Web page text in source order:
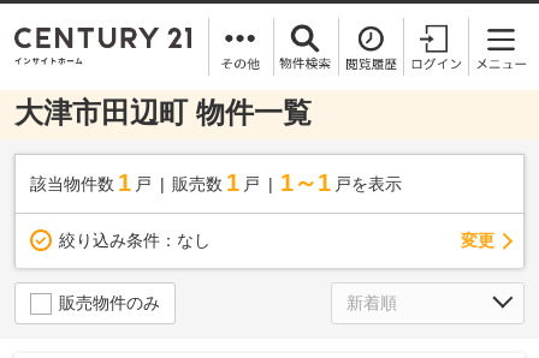
大津市田辺町 物件一覧
該当物件数 1 戸 販売数 1 戸 1～1 戸を表示
絞り込み条件： なし 変更
販売物件のみ